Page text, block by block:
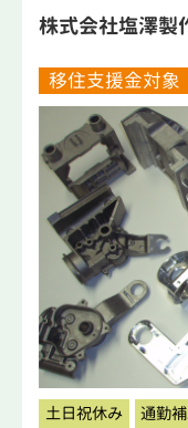
株式会社塩澤製
移住支援金対象
土日祝休み 通勤